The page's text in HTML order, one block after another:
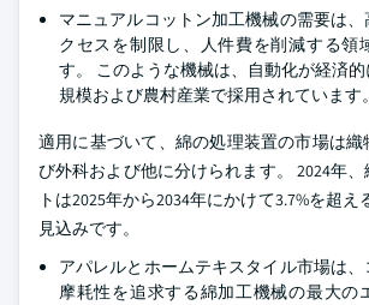
マニュアルコットン加工機械の需要は
クセスを制限し、人件費を削減する領
す。 このような機械は、自動化が経済
規模および農村産業で採用されています。
適用に基づいて、綿の処理装置の市場は織
び外科および他に分けられます。 2024年
トは2025年から2034年にかけて3.7%を超え
見込みです。
アパレルとホームテキスタイル市場は
摩耗性を追求する綿加工機械の最大の